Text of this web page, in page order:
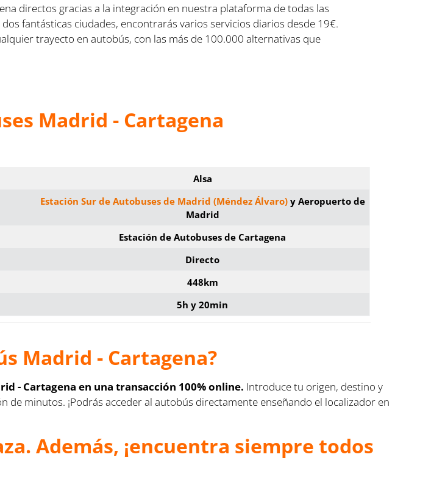
directos gracias a la integración en nuestra plataforma de todas las
fantásticas ciudades, encontrarás varios servicios diarios desde 19€.
trayecto en autobús, con las más de 100.000 alternativas que
Madrid - Cartagena
Alsa
Estación Sur de Autobuses de Madrid (Méndez Álvaro) y Aeropuerto de
Madrid
Estación de Autobuses de Cartagena
Directo
448km
5h y 20min
Madrid - Cartagena?
- Cartagena en una transacción 100% online. Introduce tu origen, destino y
minutos. ¡Podrás acceder al autobús directamente enseñando el localizador en
Además, ¡encuentra siempre todos